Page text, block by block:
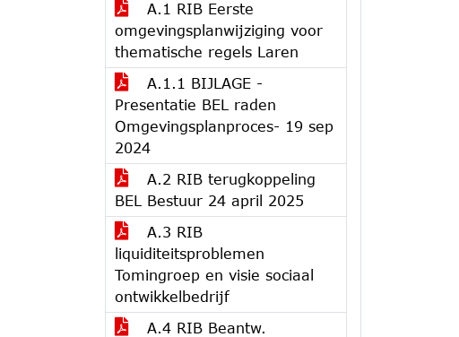
A.1 RIB Eerste
omgevingsplanwijziging voor
thematische regels Laren
A.1.1 BIJLAGE -
Presentatie BEL raden
Omgevingsplanproces- 19 sep
2024
A.2 RIB terugkoppeling
BEL Bestuur 24 april 2025
A.3 RIB
liquiditeitsproblemen
Tomingroep en visie sociaal
ontwikkelbedrijf
A.4 RIB Beantw.